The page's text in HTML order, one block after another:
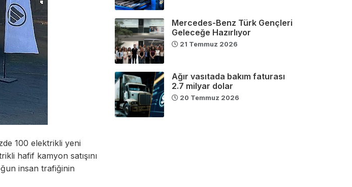
100 elektrikli yeni
hafif kamyon satışını
insan trafiğinin
Mercedes-Benz Türk Gençleri
Geleceğe Hazırlıyor
21 Temmuz 2026
Ağır vasıtada bakım faturası
2.7 milyar dolar
20 Temmuz 2026